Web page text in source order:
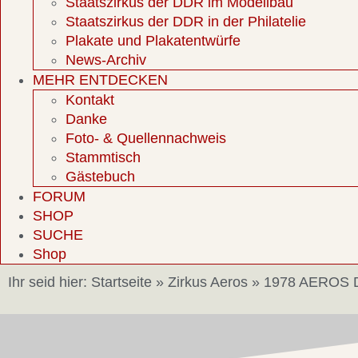
Staatszirkus der DDR in der Philatelie
Plakate und Plakatentwürfe
News-Archiv
MEHR ENTDECKEN
Kontakt
Danke
Foto- & Quellennachweis
Stammtisch
Gästebuch
FORUM
SHOP
SUCHE
Shop
Ihr seid hier: Startseite » Zirkus Aeros » 1978 AEROS